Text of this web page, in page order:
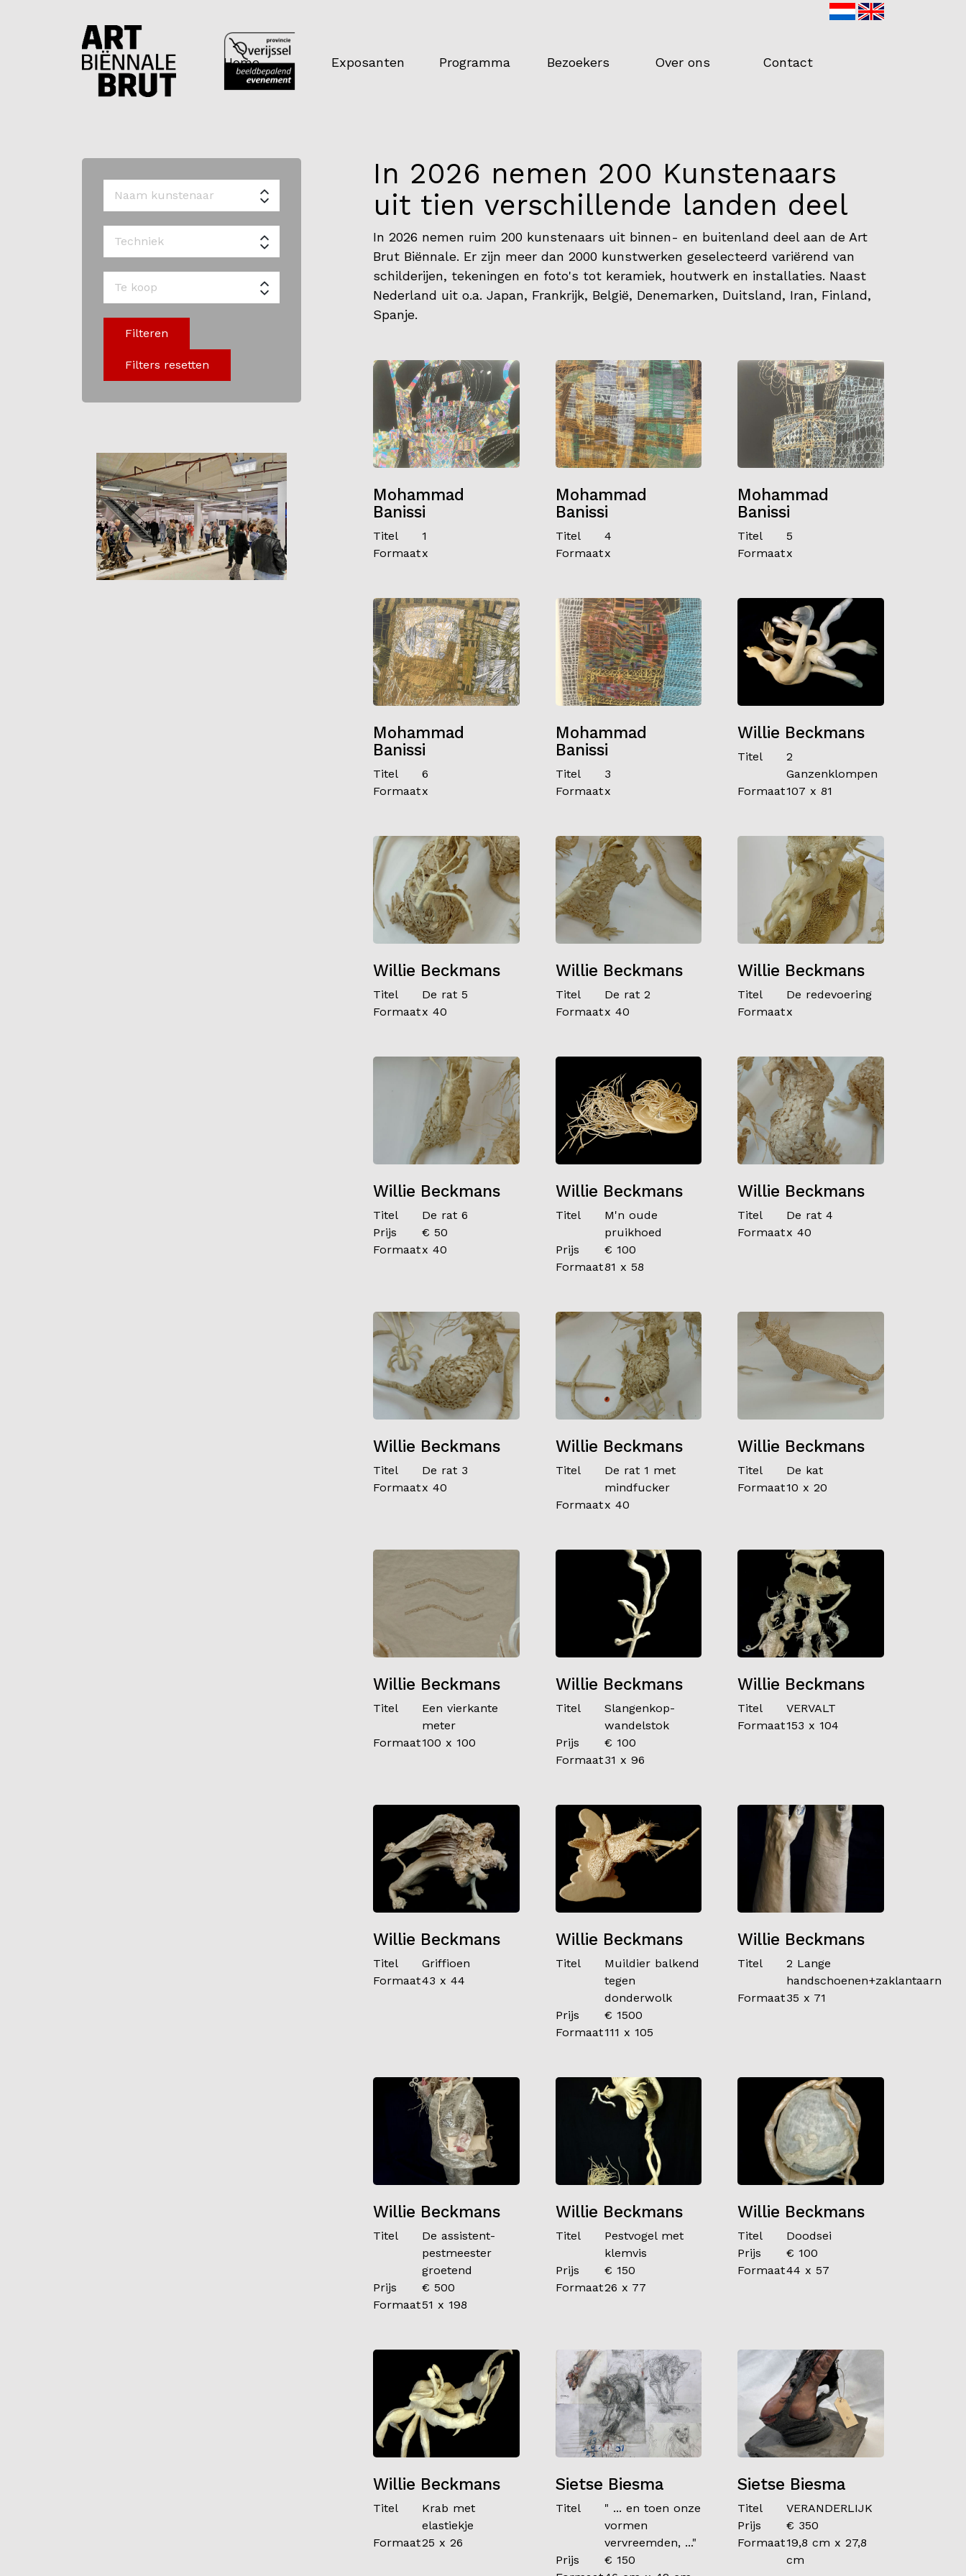
Home Exposanten Programma Bezoekers Over ons Contact
Home
Exposanten
2026
Programma
Onderwijs
Bezoekers
Parking
Over ons
Art Brut
Filteren
Filters resetten
In 2026 nemen 200 Kunstenaars
uit tien verschillende landen deel
In 2026 nemen ruim 200 kunstenaars uit binnen- en buitenland deel aan de Art
Brut Biënnale. Er zijn meer dan 2000 kunstwerken geselecteerd variërend van
schilderijen, tekeningen en foto's tot keramiek, houtwerk en installaties. Naast
Nederland uit o.a. Japan, Frankrijk, België, Denemarken, Duitsland, Iran, Finland,
Spanje.
Mohammad
Banissi
Titel
1
Formaatx
Mohammad
Banissi
Titel
4
Formaatx
Mohammad
Banissi
Titel
5
Formaatx
Mohammad
Banissi
Titel
6
Formaatx
Mohammad
Banissi
Titel
3
Formaatx
Willie Beckmans
Titel
2
Ganzenklompen
Formaat107 x 81
Willie Beckmans
Titel
De rat 5
Formaatx 40
Willie Beckmans
Titel
De rat 2
Formaatx 40
Willie Beckmans
Titel
De redevoering
Formaatx
Willie Beckmans
Titel
De rat 6
Prijs
€ 50
Formaatx 40
Willie Beckmans
Titel
M'n oude
pruikhoed
Prijs
€ 100
Formaat81 x 58
Willie Beckmans
Titel
De rat 4
Formaatx 40
Willie Beckmans
Titel
De rat 3
Formaatx 40
Willie Beckmans
Titel
De rat 1 met
mindfucker
Formaatx 40
Willie Beckmans
Titel
De kat
Formaat10 x 20
Willie Beckmans
Titel
Een vierkante
meter
Formaat100 x 100
Willie Beckmans
Titel
Slangenkop-
wandelstok
Prijs
€ 100
Formaat31 x 96
Willie Beckmans
Titel
VERVALT
Formaat153 x 104
Willie Beckmans
Titel
Griffioen
Formaat43 x 44
Willie Beckmans
Titel
Muildier balkend
tegen
donderwolk
Prijs
€ 1500
Formaat111 x 105
Willie Beckmans
Titel
2 Lange
handschoenen+zaklantaarn
Formaat35 x 71
Willie Beckmans
Titel
De assistent-
pestmeester
groetend
Prijs
€ 500
Formaat51 x 198
Willie Beckmans
Titel
Pestvogel met
klemvis
Prijs
€ 150
Formaat26 x 77
Willie Beckmans
Titel
Doodsei
Prijs
€ 100
Formaat44 x 57
Willie Beckmans
Titel
Krab met
elastiekje
Formaat25 x 26
Sietse Biesma
Titel
" ... en toen onze
vormen
vervreemden, ..."
Prijs
€ 150
Sietse Biesma
Titel
VERANDERLIJK
Prijs
€ 350
Formaat19,8 cm x 27,8
cm